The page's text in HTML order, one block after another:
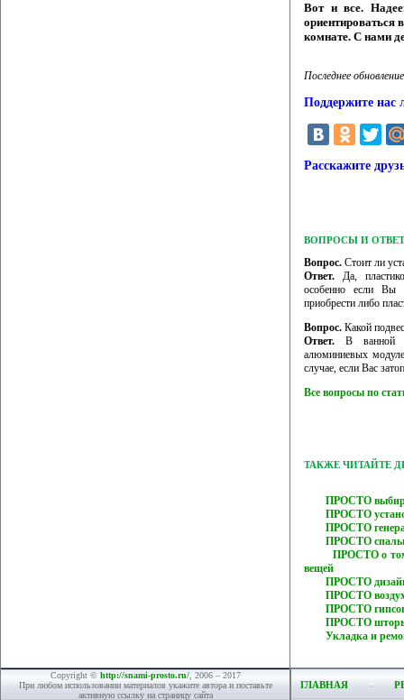
Вот и все.
ориентироваться
комнате. С нами
Последнее
Поддержите нас
Расскажите
ВОПРОСЫ И
Вопрос. Стоит ли
Ответ. Да,
особенно если Вы
приобрести либо
Вопрос. Какой
Ответ. В ванной
алюминиевых
случае, если Вас
Все вопросы по
ТАКЖЕ ЧИТАЙТЕ
ПРОСТО
ПРОСТО
ПРОСТО
ПРОСТО
ПРОСТО о
вещей
ПРОСТО
ПРОСТО
ПРОСТО
ПРОСТО
Укладка и
Copyright © http://snami-prosto.ru/, 2006 – 2017
При любом использовании материалов укажите автора и поставьте
активную ссылку на страницу сайта
ГЛАВНАЯ